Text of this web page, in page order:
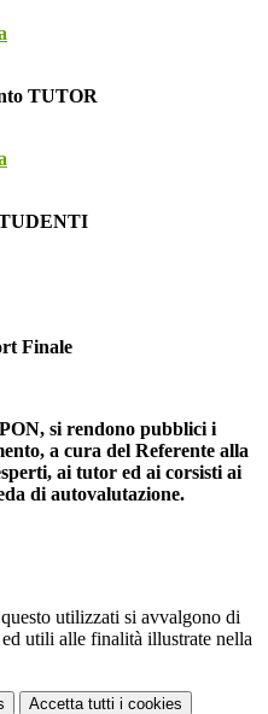
TUTOR
Finale
si rendono pubblici i
a cura del Referente alla
ai tutor ed ai corsisti ai
di autovalutazione.
utilizzati si avvalgono di
utili alle finalità illustrate nella
Accetta tutti i cookies